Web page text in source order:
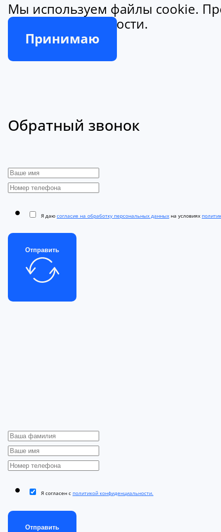
Мы используем файлы cookie.
конфиденциальности.
Принимаю
Обратный звонок
Я даю согласие на обработку персональных данных на условиях
Отправить
Я согласен с политикой конфиденциальности.
Отправить